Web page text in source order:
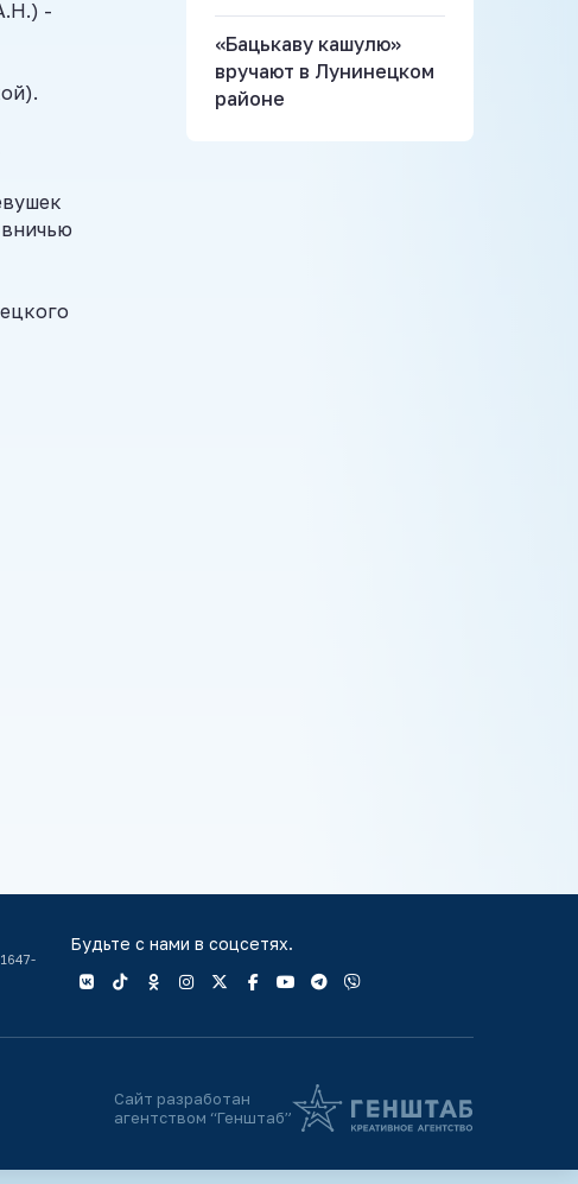
-
«Бацькаву кашулю»
вручают в Лунинецком
районе
Будьте с нами в соцсетях.
Сайт разработан
агентством “Генштаб”